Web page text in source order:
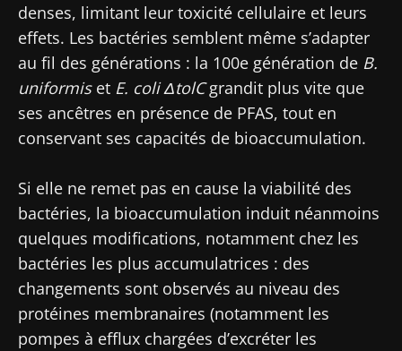
denses, limitant leur toxicité cellulaire et leurs
effets. Les bactéries semblent même s’adapter
au fil des générations : la 100e génération de B.
uniformiset E. coli ΔtolCgrandit plus vite que
ses ancêtres en présence de PFAS, tout en
conservant ses capacités de bioaccumulation.
Si elle ne remet pas en cause la viabilité des
bactéries, la bioaccumulation induit néanmoins
quelques modifications, notamment chez les
bactéries les plus accumulatrices : des
changements sont observés au niveau des
protéines membranaires (notamment les
pompes à efflux chargées d’excréter les